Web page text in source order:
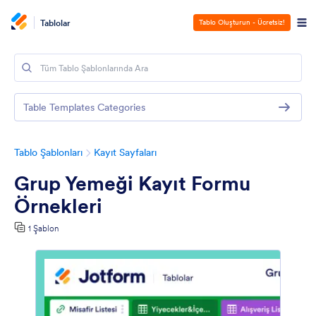
Tablolar Tablo Oluşturun - Ücretsiz!
Tablo Şablonları Kayıt Sayfaları
Grup Yemeği Kayıt Formu
Örnekleri
1 Şablon
Table Templates Categories